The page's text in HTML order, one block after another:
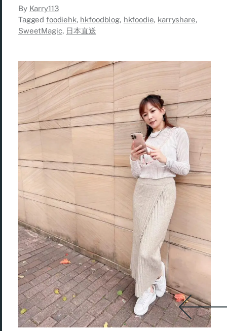
By Karry113
Tagged foodiehk, hkfoodblog, hkfoodie, karryshare,
SweetMagic, 日本直送